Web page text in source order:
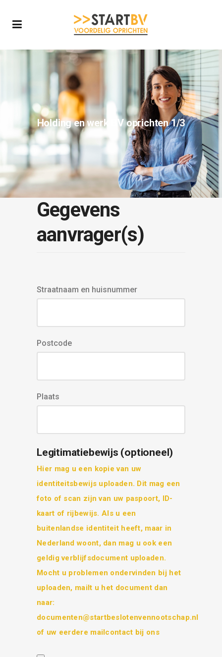
Holding en werk BV oprichten 1/3
Gegevens
aanvrager(s)
Straatnaam en huisnummer
Postcode
Plaats
Legitimatiebewijs (optioneel)
Hier mag u een kopie van uw
identiteitsbewijs uploaden. Dit mag een
foto of scan zijn van uw paspoort, ID-
kaart of rijbewijs. Als u een
buitenlandse identiteit heeft, maar in
Nederland woont, dan mag u ook een
geldig verblijfsdocument uploaden.
Mocht u problemen ondervinden bij het
uploaden, mailt u het document dan
naar:
documenten@startbeslotenvennootschap.nl
of uw eerdere mailcontact bij ons